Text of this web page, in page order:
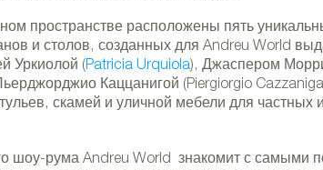
пространстве расположены пять
и столов, созданных для Andreu World
Уркиолой (Patricia Urquiola), Джаспером
Каццанигой (Piergiorgio
скамей и уличной мебели для частных
шоу-рума Andreu World знакомит с самыми